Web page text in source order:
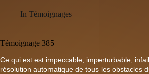
In Témoignages
Témoignage 385
Ce qui est est impeccable, imperturbable,
résolution automatique de tous les obstacles